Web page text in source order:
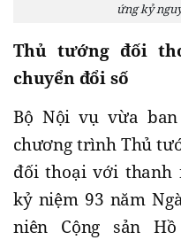
ứng kỷ
Thủ tướng đối
chuyển đổi số
Bộ Nội vụ vừa
chương trình Thủ
đối thoại với thanh
kỷ niệm 93 năm
niên Cộng sản